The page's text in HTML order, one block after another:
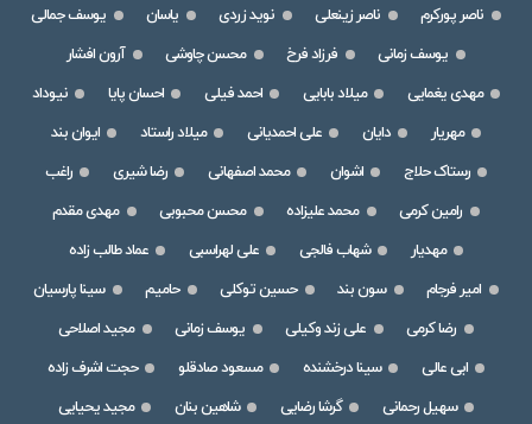
ناصر پورکرم ناصر زینعلی نوید زردی یاسان
یوسف جمالی
یوسف زمانی
فرزاد فرخ محسن چاوشی
آرون افشار
مهدی یغمایی
میلاد بابایی احمد فیلی احسان پایا
نیوداد
مهریار
دایان علی احمدیانی میلاد راستاد
ایوان بند
رستاک حلاج
اشوان محمد اصفهانی رضا شیری
راغب
رامین کرمی
محمد علیزاده محسن محبوبی
مهدی مقدم
مهدیار
شهاب فالجی علی لهراسبی
عماد طالب زاده
امیر فرجام
سون بند حسین توکلی حامیم
سینا پارسیان
رضا کرمی
علی زند وکیلی یوسف زمانی
مجید اصلاحی
ابی عالی
سینا درخشنده مسعود صادقلو
حجت اشرف زاده
سهیل رحمانی
گرشا رضایی شاهین بنان
مجید یحیایی